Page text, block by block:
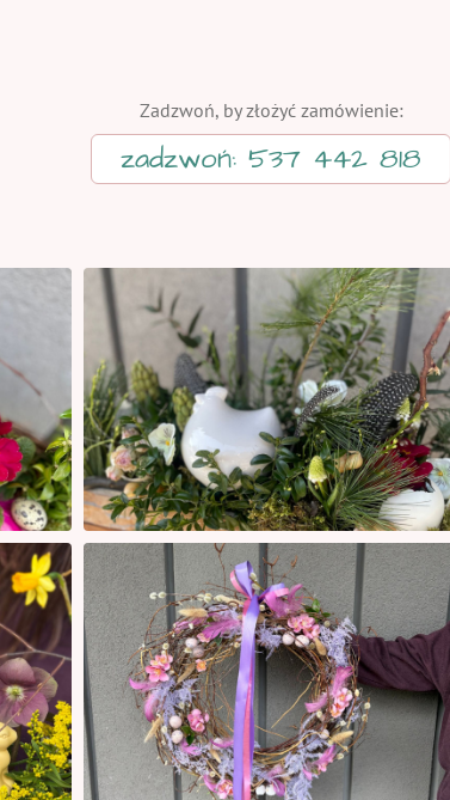
Zadzwoń, by złożyć zamówienie:
zadzwoń: 537 442 818